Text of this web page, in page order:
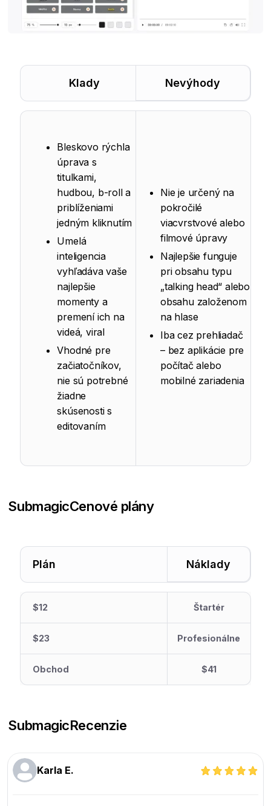
Klady Nevýhody
Bleskovo rýchla
úprava s
titulkami,
hudbou, b-roll a
priblíženiami
jedným kliknutím
Umelá
inteligencia
vyhľadáva vaše
najlepšie
momenty a
premení ich na
videá, viral
Vhodné pre
začiatočníkov,
nie sú potrebné
žiadne
skúsenosti s
editovaním
Nie je určený na
pokročilé
viacvrstvové alebo
filmové úpravy
Najlepšie funguje
pri obsahu typu
„talking head“ alebo
obsahu založenom
na hlase
Iba cez prehliadač
– bez aplikácie pre
počítač alebo
mobilné zariadenia
SubmagicCenové plány
Plán Náklady
$12 Štartér
$23 Profesionálne
Obchod $41
SubmagicRecenzie
Karla E.